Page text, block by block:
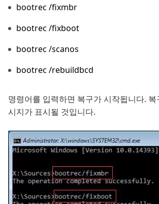
bootrec /fixmbr
bootrec /fixboot
bootrec /scanos
bootrec /rebuildbcd
명령어를 입력하면 복구가 시작됩니다.
시지가 표시될 것입니다.